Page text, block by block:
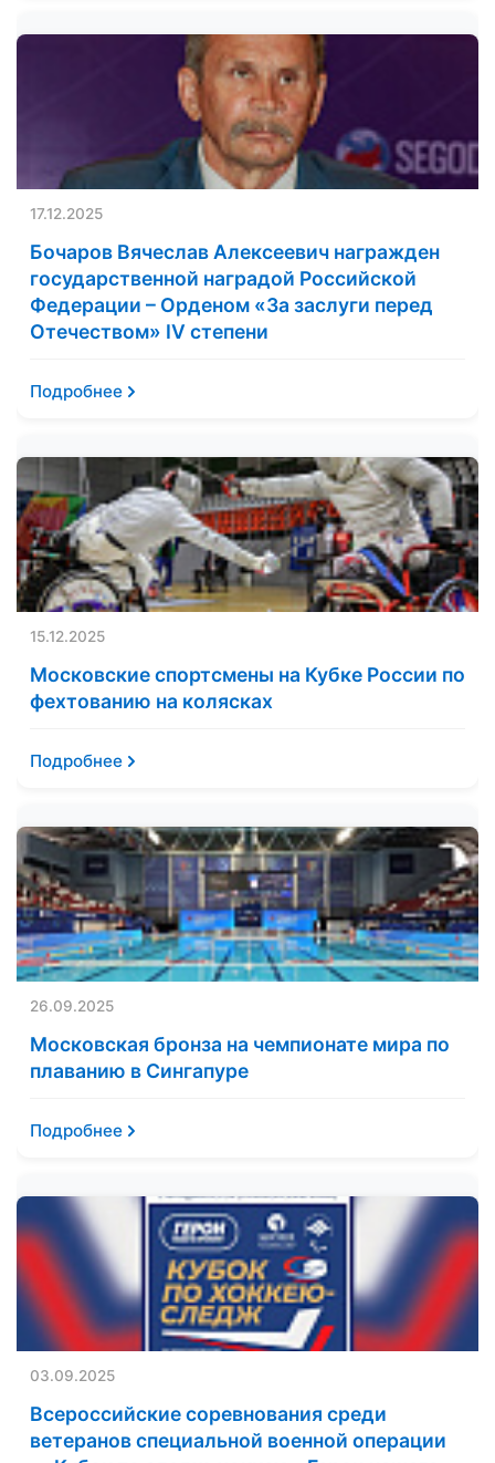
17.12.2025
Бочаров Вячеслав Алексеевич награжден
государственной наградой Российской
Федерации – Орденом «За заслуги перед
Отечеством» IV степени
Подробнее
15.12.2025
Московские спортсмены на Кубке России по
фехтованию на колясках
Подробнее
26.09.2025
Московская бронза на чемпионате мира по
плаванию в Сингапуре
Подробнее
03.09.2025
Всероссийские соревнования среди
ветеранов специальной военной операции